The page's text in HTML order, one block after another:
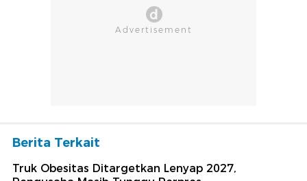
Berita Terkait
Truk Obesitas Ditargetkan Lenyap 2027,